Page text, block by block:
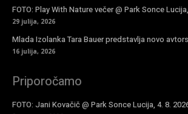
FOTO: Play With Nature večer @ Park Sonce
29 julija, 2026
Mlada Izolanka Tara Bauer predstavlja novo
16 julija, 2026
Priporočamo
FOTO: Jani Kovačič @ Park Sonce Lucija, 4. 8.